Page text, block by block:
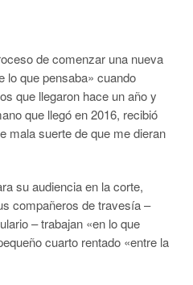
de comenzar una nueva
lo que pensaba» cuando
que llegaron hace un año y
que llegó en 2016, recibió
mala suerte de que me dieran
su audiencia en la corte,
compañeros de travesía –
– trabajan «en lo que
cuarto rentado «entre la